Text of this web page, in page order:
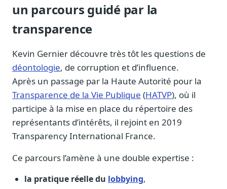
Qui sommes-nous
Méthode, valeurs et équipe
Fiabilité, souveraineté, sobriété
Sécurité
Hébergement européen, RGPD
Presse
Kit média, contacts
un parcours guidé par la
transparence
Kevin Gernier découvre très tôt les questions de
déontologie, de corruption et d’influence.
Après un passage par la Haute Autorité pour la
Transparence de la Vie Publique (HATVP), où il
participe à la mise en place du répertoire des
représentants d’intérêts, il rejoint en 2019
Transparency International France.
Ce parcours l’amène à une double expertise :
la pratique réelle du lobbying,